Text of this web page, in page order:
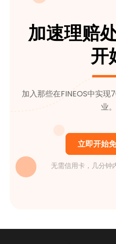
加速理赔
开
加入那些在FINEOS中实现
业。
立即开始
无需信用卡，几分钟